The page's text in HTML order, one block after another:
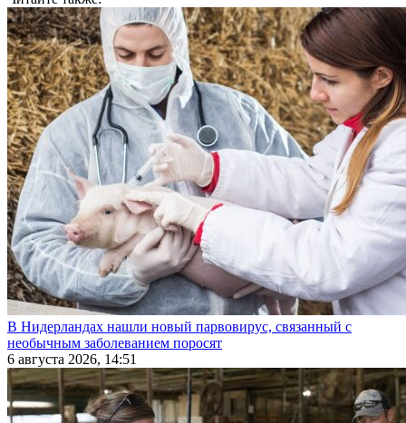
В Нидерландах нашли новый парвовирус, связанный с
необычным заболеванием поросят
6 августа 2026, 14:51